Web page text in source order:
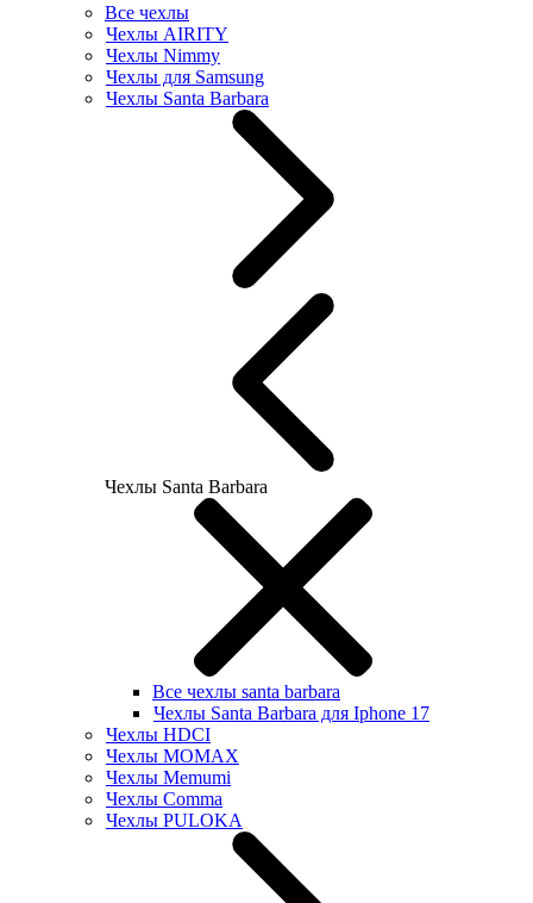
Все чехлы
Чехлы AIRITY
Чехлы Nimmy
Чехлы для Samsung
Чехлы Santa Barbara
Чехлы Santa Barbara
Все чехлы santa barbara
Чехлы Santa Barbara для Iphone 17
Чехлы HDCI
Чехлы MOMAX
Чехлы Memumi
Чехлы Comma
Чехлы PULOKA